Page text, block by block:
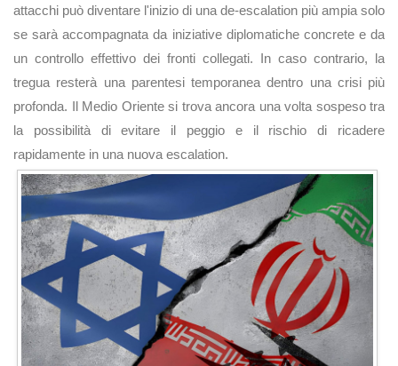
attacchi può diventare l'inizio di una de-escalation più ampia solo
se sarà accompagnata da iniziative diplomatiche concrete e da
un controllo effettivo dei fronti collegati. In caso contrario, la
tregua resterà una parentesi temporanea dentro una crisi più
profonda. Il Medio Oriente si trova ancora una volta sospeso tra
la possibilità di evitare il peggio e il rischio di ricadere
rapidamente in una nuova escalation.